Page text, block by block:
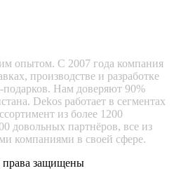
опытом. С 2007 года компания
производстве и разработке
Нам доверяют 90%
Dekos работает в сегментах
из более 1200
довольных партнёров, все из
компаниями в своей сфере.
права защищены